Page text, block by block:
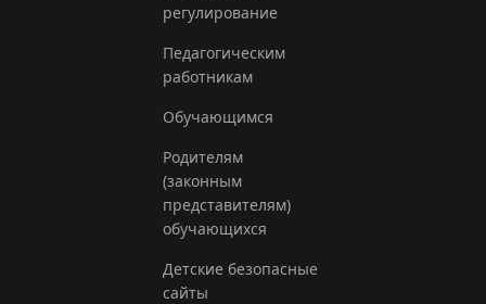
регулирование
Педагогическим
работникам
Обучающимся
Родителям
(законным
представителям)
обучающихся
Детские безопасные
сайты